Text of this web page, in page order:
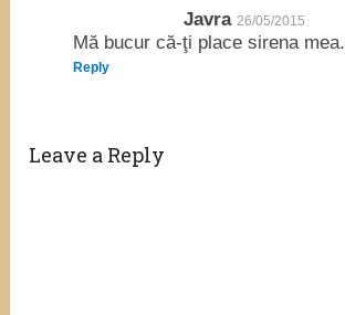
Javra 26/05/2015
Mă bucur că-ţi place sirena mea.
Reply
Leave a Reply